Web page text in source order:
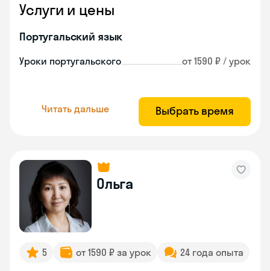
Услуги и цены
Португальский язык
Уроки португальского от 1590 ₽ / урок
Читать дальше Выбрать время
Ольга
5 от 1590 ₽ за урок 24 года опыта